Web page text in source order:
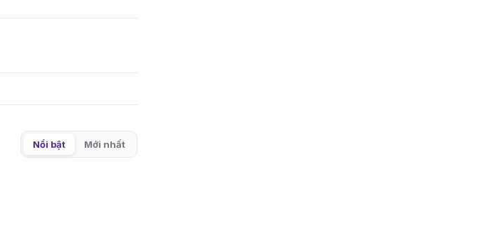
Nổi bật Mới nhất